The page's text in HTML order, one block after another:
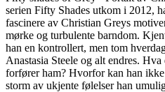
serien Fifty Shades utkom i 2012,
fascinere av Christian Greys
mørke og turbulente barndom.
han en kontrollert, men tom
Anastasia Steele og alt endres.
forfører ham? Hvorfor kan han
storm av ukjente følelser han